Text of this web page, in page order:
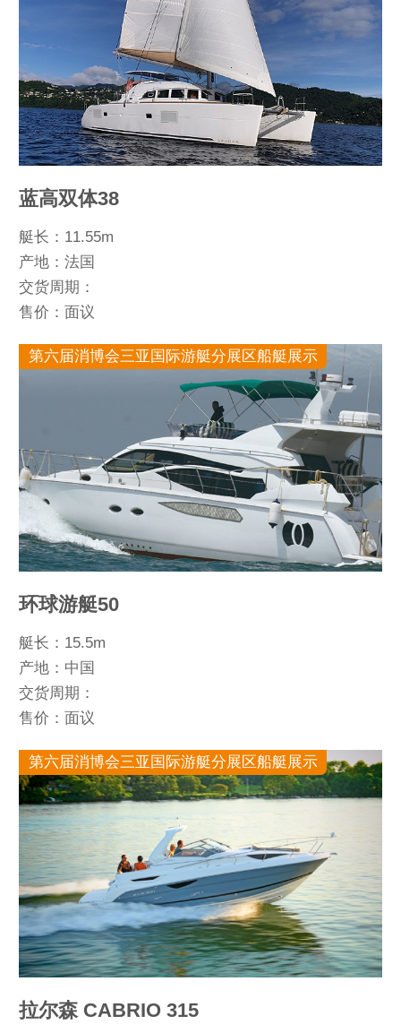
蓝高双体38
艇长：11.55m
产地：法国
交货周期：
售价：面议
第六届消博会三亚国际游艇分展区船艇展示
环球游艇50
艇长：15.5m
产地：中国
交货周期：
售价：面议
第六届消博会三亚国际游艇分展区船艇展示
拉尔森 CABRIO 315